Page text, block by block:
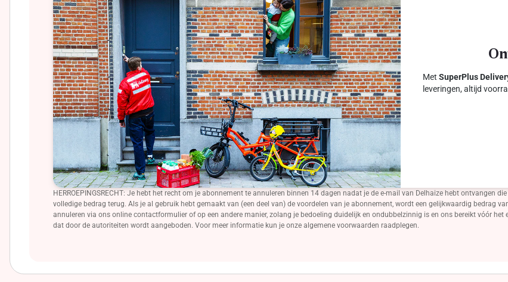
Met SuperPlus
leveringen, altijd
HERROEPINGSRECHT: Je hebt het recht om je abonnement te annuleren binnen 14 dagen nadat je de e-mail van Delhaize hebt ontvangen
volledige bedrag terug. Als je al gebruik hebt gemaakt van (een deel van) de voordelen van je abonnement, wordt een gelijkwaardig bedrag
annuleren via ons online contactformulier of op een andere manier, zolang je bedoeling duidelijk en ondubbelzinnig is en ons bereikt vóór
dat door de autoriteiten wordt aangeboden. Voor meer informatie kun je onze algemene voorwaarden raadplegen.